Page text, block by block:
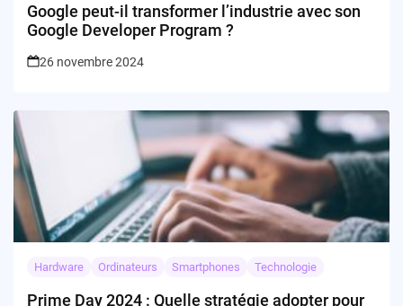
Google peut-il transformer l’industrie avec son
Google Developer Program ?
26 novembre 2024
Hardware Ordinateurs Smartphones Technologie
Prime Day 2024 : Quelle stratégie adopter pour